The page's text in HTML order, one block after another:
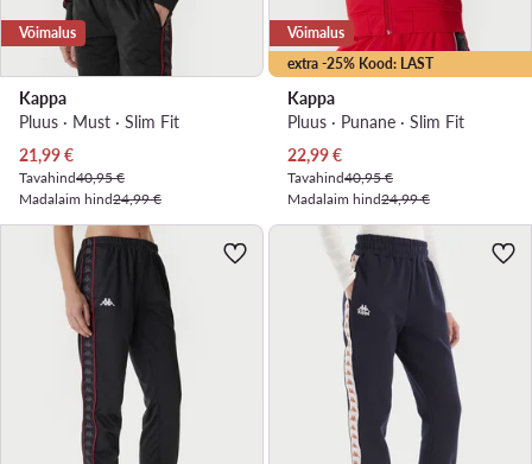
Võimalus
Kappa
Pluus · Must · Slim Fit
Praegune hind
21,99€
Tavahind40,95 €
Madalaim hind24,99 €
extra -25% Kood: LAST
Võimalus
Kappa
Pluus · Punane · Slim Fit
Praegune hind
22,99€
Tavahind40,95 €
Madalaim hind24,99 €